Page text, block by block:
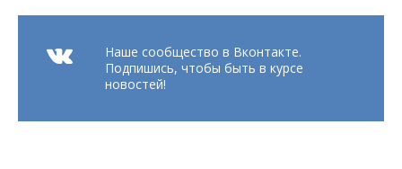
Наше сообщество в Вконтакте.
Подпишись, чтобы быть в курсе
новостей!